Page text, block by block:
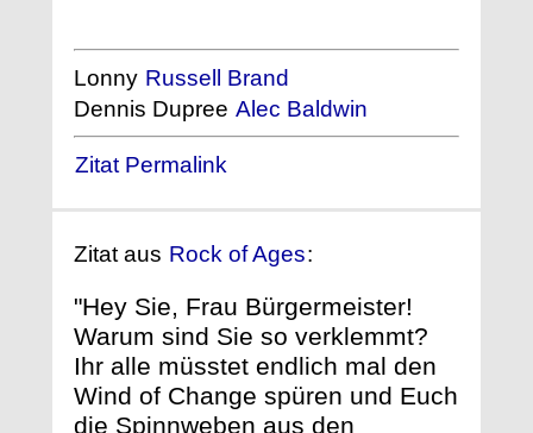
Lonny Russell Brand
Dennis Dupree Alec Baldwin
Zitat Permalink
Zitat aus Rock of Ages:
"Hey Sie, Frau Bürgermeister!
Warum sind Sie so verklemmt?
Ihr alle müsstet endlich mal den
Wind of Change spüren und Euch
die Spinnweben aus den